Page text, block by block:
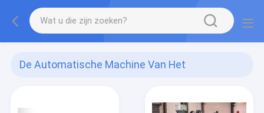
De Automatische Machine Van Het